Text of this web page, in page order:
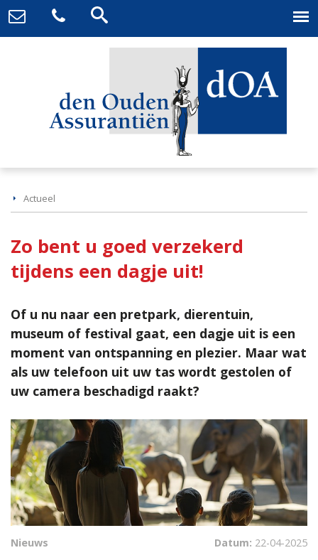
Actueel
Zo bent u goed verzekerd
tijdens een dagje uit!
Of u nu naar een pretpark, dierentuin,
museum of festival gaat, een dagje uit is een
moment van ontspanning en plezier. Maar wat
als uw telefoon uit uw tas wordt gestolen of
uw camera beschadigd raakt?
Nieuws Datum: 22-04-2025